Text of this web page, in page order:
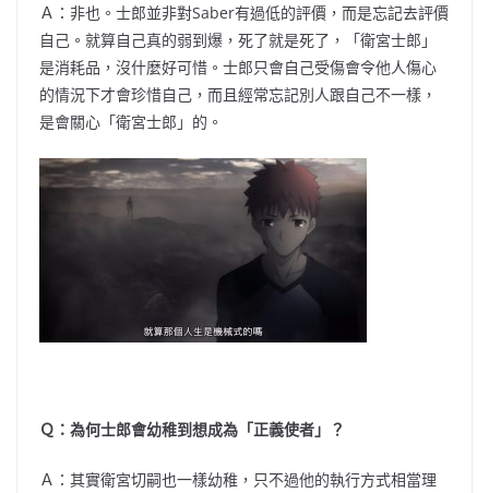
Ａ：非也。士郎並非對Saber有過低的評價，而是忘記去評價
自己。就算自己真的弱到爆，死了就是死了，「衛宮士郎」
是消耗品，沒什麼好可惜。士郎只會自己受傷會令他人傷心
的情況下才會珍惜自己，而且經常忘記別人跟自己不一樣，
是會關心「衛宮士郎」的。
Ｑ：為何士郎會幼稚到想成為「正義使者」？
Ａ：其實衛宮切嗣也一樣幼稚，只不過他的執行方式相當理